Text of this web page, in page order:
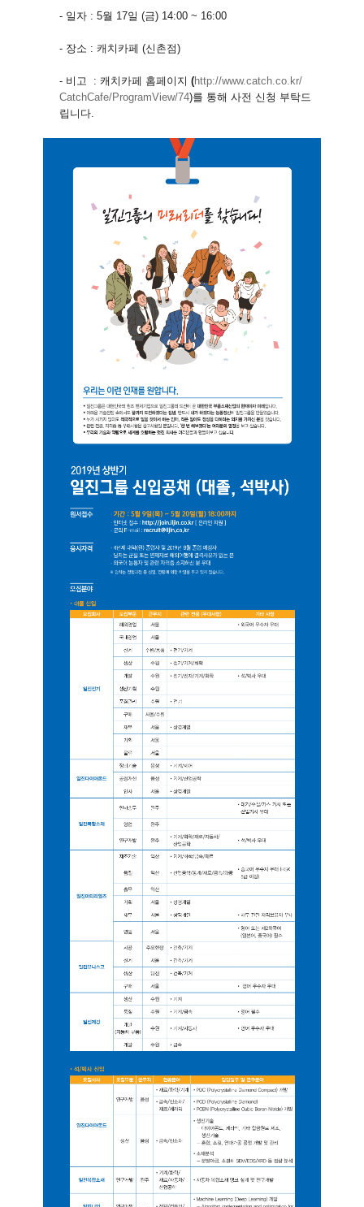
- 일자 : 5월 17일 (금) 14:00 ~ 16:00
- 장소 : 캐치카페 (신촌점)
- 비고 : 캐치카페 홈페이지 (http://www.catch.co.kr/
CatchCafe/ProgramView/74)를 통해 사전 신청 부탁드
립니다.